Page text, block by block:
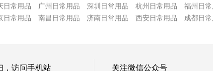
日常用品 广州日常用品 深圳日常用品 杭州日常用品 福州日
日常用品 南昌日常用品 济南日常用品 西安日常用品 成都日
，访问手机站 关注微信公众号